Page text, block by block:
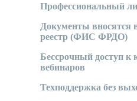
Профессиональный
Документы вносятся
реестр (ФИС ФРДО)
Бессрочный доступ к
вебинаров
Техподдержка без